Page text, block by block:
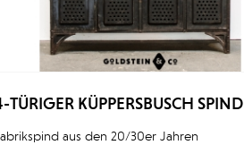
TÜRIGER KÜPPERSBUSCH SPIND
aus den 20/30er Jahren